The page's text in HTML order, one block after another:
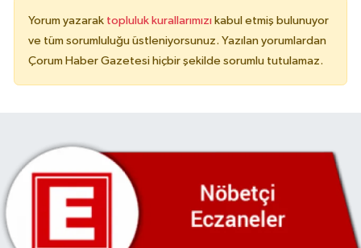
Yorum yazarak topluluk kurallarımızı kabul etmiş bulunuyor
ve tüm sorumluluğu üstleniyorsunuz. Yazılan yorumlardan
Çorum Haber Gazetesi hiçbir şekilde sorumlu tutulamaz.